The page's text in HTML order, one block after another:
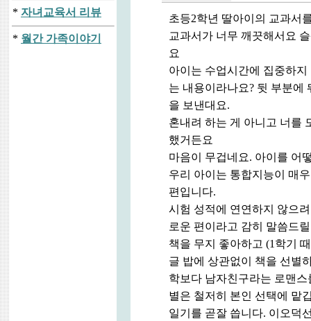
* 자녀교육서 리뷰
* 월간 가족이야기
초등2학년 딸아이의 교과서
교과서가 너무 깨끗해서요
요
아이는 수업시간에 집중하
는 내용이라나요? 뒷 부분에
을 보낸대요.
혼내려 하는 게 아니고 너를
했거든요
마음이 무겁네요. 아이를 어
우리 아이는 통합지능이 매
편입니다.
시험 성적에 연연하지 않으
로운 편이라고 감히 말씀드
책을 무지 좋아하고 (1학기
글 밥에 상관없이 책을 선별
학보다 남자친구라는 로맨
별은 철저히 본인 선택에 맡
일기를 곧잘 씁니다. 이오덕